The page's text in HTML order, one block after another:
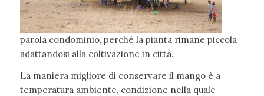
parola condominio, perché la pianta rimane piccola
adattandosi alla coltivazione in città.
La maniera migliore di conservare il mango è a
temperatura ambiente, condizione nella quale